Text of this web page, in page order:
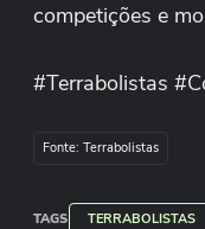
competições e
#Terrabolistas
Fonte: Terrabolistas
TAGS TERRABOLISTAS